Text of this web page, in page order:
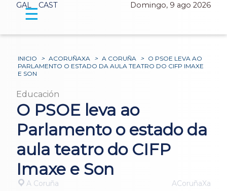
GAL CAST Domingo, 9 ago 2026
☰
INICIO > ACORUÑAXA > A CORUÑA > O PSOE LEVA AO
PARLAMENTO O ESTADO DA AULA TEATRO DO CIFP IMAXE
E SON
Educación
O PSOE leva ao
Parlamento o estado da
aula teatro do CIFP
Imaxe e Son
A Coruña ACoruñaXa